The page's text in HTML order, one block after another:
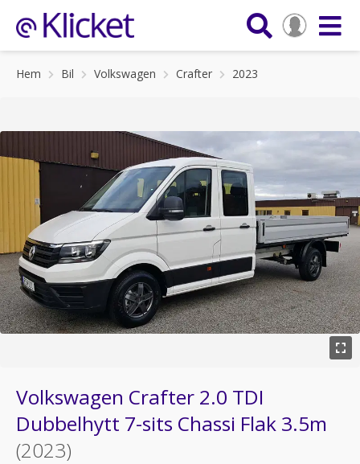
Hem Bil Volkswagen Crafter 2023
Volkswagen Crafter 2.0 TDI
Dubbelhytt 7-sits Chassi Flak 3.5m
(2023)